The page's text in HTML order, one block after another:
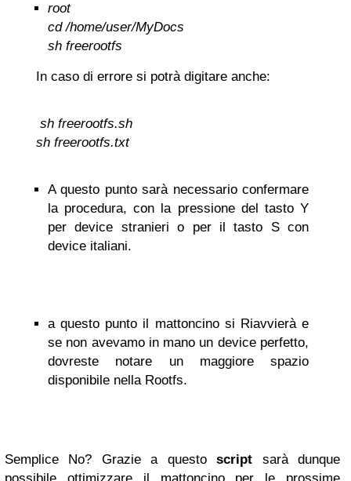
root
cd /home/user/MyDocs
sh freerootfs
In caso di errore si potrà digitare anche:
sh freerootfs.sh
sh freerootfs.txt
A questo punto sarà necessario confermare
la procedura, con la pressione del tasto Y
per device stranieri o per il tasto S con
device italiani.
a questo punto il mattoncino si Riavvierà e
se non avevamo in mano un device perfetto,
dovreste notare un maggiore spazio
disponibile nella Rootfs.
Semplice No? Grazie a questoscript sarà dunque